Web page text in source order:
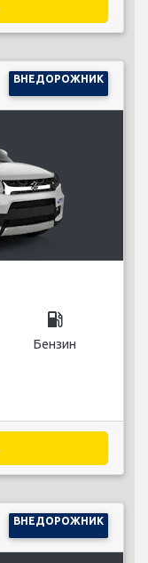
ВНЕДОРОЖНИК
local_gas_station
Бензин
ВНЕДОРОЖНИК